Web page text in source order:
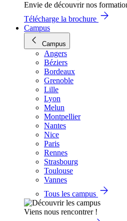
Envie de découvrir nos
Télécharge la brochure
Campus
Campus
Angers
Béziers
Bordeaux
Grenoble
Lille
Lyon
Melun
Montpellier
Nantes
Nice
Paris
Rennes
Strasbourg
Toulouse
Vannes
Tous les campus
Viens nous rencontrer !